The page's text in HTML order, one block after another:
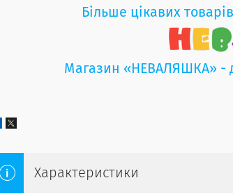
Більше цікавих
Магазин «НЕВАЛЯШКА» -
Характеристики